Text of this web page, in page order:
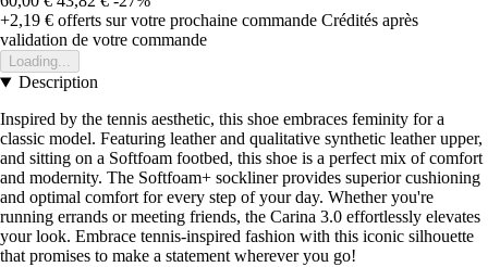
+2,19 € offerts sur votre prochaine commande Crédités après
validation de votre commande
Loading...
Description
Inspired by the tennis aesthetic, this shoe embraces feminity for a
classic model. Featuring leather and qualitative synthetic leather upper,
and sitting on a Softfoam footbed, this shoe is a perfect mix of comfort
and modernity. The Softfoam+ sockliner provides superior cushioning
and optimal comfort for every step of your day. Whether you're
running errands or meeting friends, the Carina 3.0 effortlessly elevates
your look. Embrace tennis-inspired fashion with this iconic silhouette
that promises to make a statement wherever you go!